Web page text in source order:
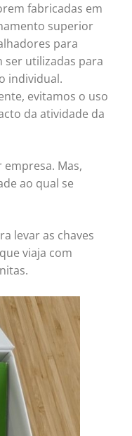
fabricadas em
superior
para
ser utilizadas para
individual.
evitamos o uso
da atividade da
Mas,
ao qual se
levar as chaves
viaja com